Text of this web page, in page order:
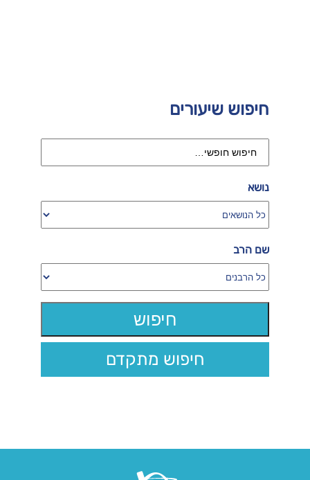
חיפוש שיעורים
נושא
שם הרב
חיפוש מתקדם